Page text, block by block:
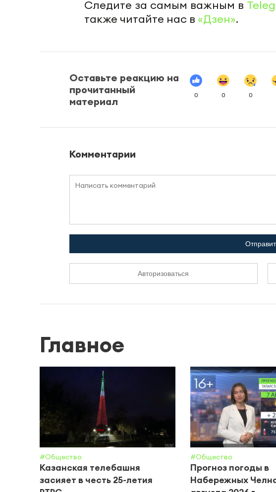
Следите за самым важным в
также читайте нас в «Дзен».
Оставьте реакцию на
прочитанный
материал
0 0 0
Комментарии
Авторизоваться
Главное
#Общество
Казанская телебашня
засияет в честь 25-летия
#Общество
Прогноз погоды в
Набережных